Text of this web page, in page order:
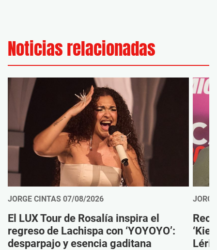
Noticias relacionadas
JORGE CINTAS 07/08/2026
El LUX Tour de Rosalía inspira el
regreso de Lachispa con ‘YOYOYO’:
desparpajo y esencia gaditana